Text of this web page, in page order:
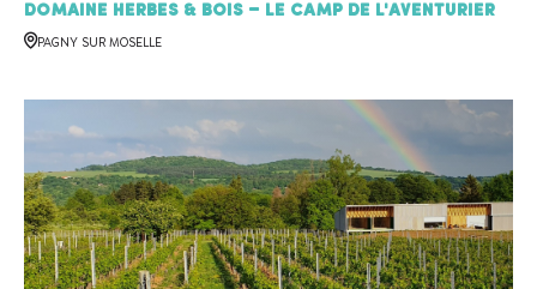
Domaine Herbes & Bois – Le Camp de l'Aventurier
PAGNY SUR MOSELLE